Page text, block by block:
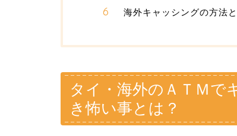
海外キャッシングの方法
タイ・海外のＡＴＭで
き怖い事とは？